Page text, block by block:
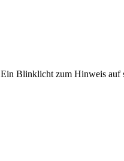
Blinklicht zum Hinweis